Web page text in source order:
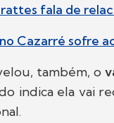
fala de
Cazarré sofre
também, o
indica ela vai